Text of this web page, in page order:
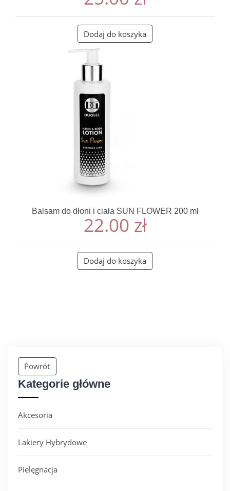
Powrót
Kategorie główne
Akcesoria
Lakiery Hybrydowe
Pielęgnacja
Dodaj do koszyka
Balsam do dłoni i ciała SUN FLOWER 200 ml
22.00 zł
Dodaj do koszyka